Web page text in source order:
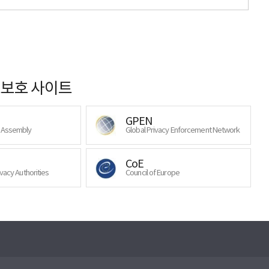
호 사이트
GPEN
Global Privacy Enforcement Network
Authorities
CoE
Council of Europe